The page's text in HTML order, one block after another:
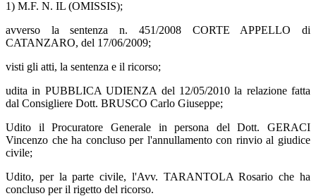
1) M.F. N. IL (OMISSIS);
avverso la sentenza n. 451/2008 CORTE APPELLO di
CATANZARO, del 17/06/2009;
visti gli atti, la sentenza e il ricorso;
udita in PUBBLICA UDIENZA del 12/05/2010 la relazione fatta
dal Consigliere Dott. BRUSCO Carlo Giuseppe;
Udito il Procuratore Generale in persona del Dott. GERACI
Vincenzo che ha concluso per l'annullamento con rinvio al giudice
civile;
Udito, per la parte civile, l'Avv. TARANTOLA Rosario che ha
concluso per il rigetto del ricorso.